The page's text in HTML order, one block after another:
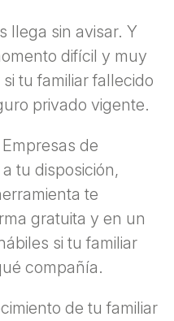
llega sin avisar. Y
difícil y muy
tu familiar fallecido
privado vigente.
de
tu disposición,
te
gratuita y en un
si tu familiar
compañía.
de tu familiar